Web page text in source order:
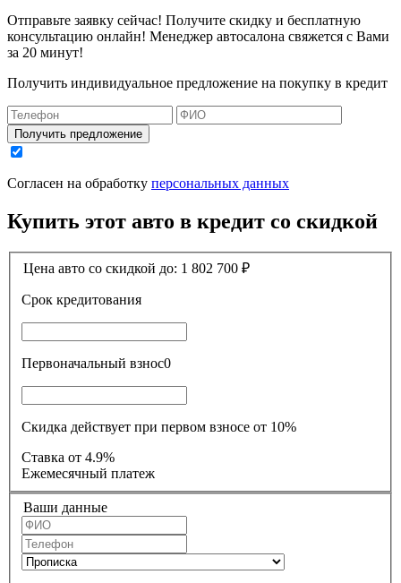
Отправьте заявку сейчас! Получите скидку и бесплатную
консультацию онлайн! Менеджер автосалона свяжется с Вами
за 20 минут!
Получить индивидуальное предложение на покупку в кредит
Получить предложение
Согласен на обработку персональных данных
Купить этот авто в кредит со скидкой
Цена авто со скидкой до: 1 802 700 ₽
Срок кредитования
Первоначальный взнос0
Скидка действует при первом взносе от 10%
Ставка
от 4.9%
Ежемесячный платеж
Ваши данные